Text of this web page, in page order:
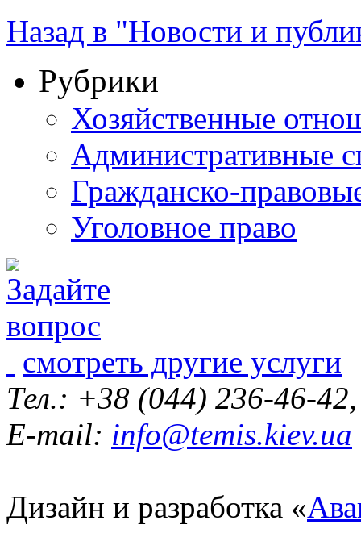
Назад в "Новости и
Рубрики
Хозяйственные
Административные
Гражданско-
Уголовное право
смотреть другие услуги
Тел.: +38 (044) 236-46-
E-mail: info@temis.kiev.ua
Дизайн и разработка «